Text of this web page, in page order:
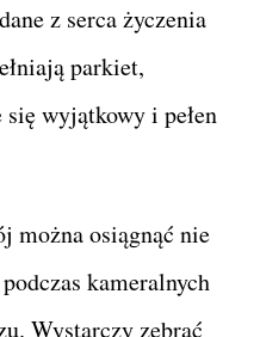
z serca życzenia
parkiet,
wyjątkowy i pełen
można osiągnąć nie
kameralnych
Wystarczy zebrać